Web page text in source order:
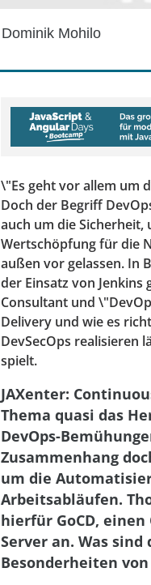
Dominik Mohilo
\"Es geht vor allem um
Doch der Begriff
auch um die
Wertschöpfung für die
außen vor gelassen. In
der Einsatz von
Consultant und
Delivery und wie es
DevSecOps realisieren
spielt.
JAXenter:
Thema quasi das
DevOps-
Zusammenhang
um die
Arbeitsabläufen.
hierfür GoCD, einen
Server an. Was sind
Besonderheiten von